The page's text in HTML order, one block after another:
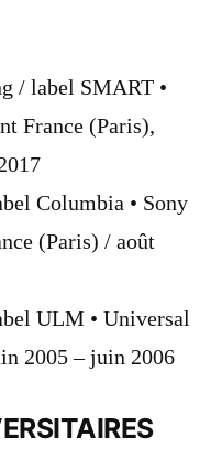
/ label SMART •
France (Paris),
Columbia • Sony
(Paris) / août
ULM • Universal
2005 – juin 2006